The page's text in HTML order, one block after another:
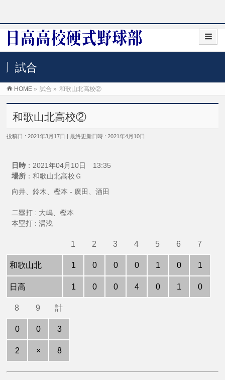
試合
HOME » 試合 » 和歌山北高校②
和歌山北高校②
投稿日 : 2021年3月17日 最終更新日時 : 2021年4月10日
日時 ：2021年04月10日 13:35
場所 ：和歌山北高校Ｇ
向井、鈴木、樫本 - 廣田、酒田
二塁打 : 大嶋、樫本
本塁打 : 湯浅
和歌山北
日高
1
1
1
2
0
0
3
0
0
4
0
4
5
1
0
6
0
1
7
1
0
8
0
2
9
0
×
計
3
8